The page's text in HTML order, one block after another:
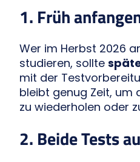
1. Früh
Wer im Herbst 2026
studieren, sollte
mit der
bleibt genug Zeit, um
zu wiederholen oder
2. Beide Tests